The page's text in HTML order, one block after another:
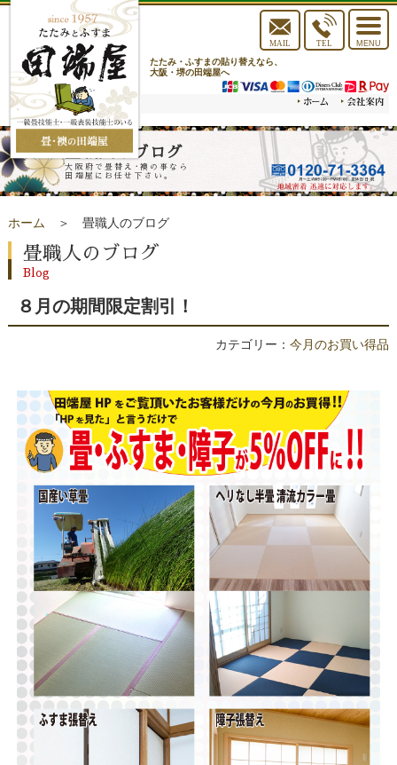
MAIL TEL
toggle
MENU
たたみ・ふすまの貼り替えなら、
大阪・堺の田端屋へ
畳職人のブログ
大阪府で畳替え･襖の事なら
田端屋にお任せ下さい。
ホーム ＞ 畳職人のブログ
畳職人のブログ
Blog
８月の期間限定割引！
カテゴリー：今月のお買い得品